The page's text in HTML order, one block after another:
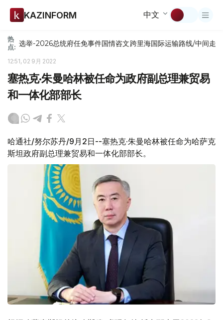
KAZINFORM 中文
热
点: 选举-2026总统府任免事件国情咨文跨里海国际运输路线/中间走廊
12:51, 02 9月 2022
塞热克·朱曼哈林被任命为政府副总理兼贸易
和一体化部部长
哈通社/努尔苏丹/9月2日--塞热克·朱曼哈林被任命为哈萨克
斯坦政府副总理兼贸易和一体化部部长。